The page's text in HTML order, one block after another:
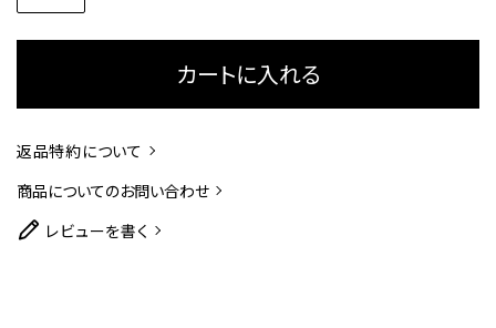
カートに入れる
返品特約について
商品についてのお問い合わせ
レビューを書く